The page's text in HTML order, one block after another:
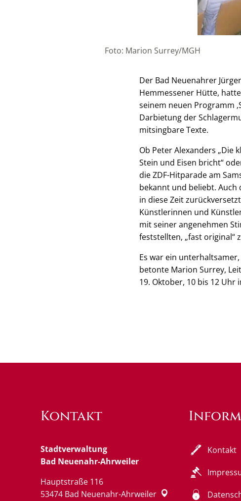
Foto: Marion Surrey/MGH
Der Bad Neuenahrer
Hemmessener Hütte,
seinem neuen Programm
Darbietung der
mitsingbare Texte.
Ob Peter Alexanders „Die
Stein und Eisen bricht“
die ZDF-Hitparade am
bekannt und beliebt. Auch
in diese Zeit
Künstlerinnen und
mit seiner angenehmen
feststellten, „fast original“
Es war ein
betonte Marion Surrey,
19. Oktober, 10 bis 12 Uhr
Kontakt
Stadtverwaltung
Bad Neuenahr-Ahrweiler
Hauptstraße 116
53474 Bad Neuenahr-Ahrweiler
Kontakt